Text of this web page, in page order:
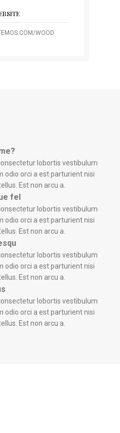
WOOD
lobortis vestibulum
odio orci a est parturient nisi
Est non arcu a.
fel
lobortis vestibulum
odio orci a est parturient nisi
Est non arcu a.
lobortis vestibulum
odio orci a est parturient nisi
Est non arcu a.
lobortis vestibulum
odio orci a est parturient nisi
Est non arcu a.